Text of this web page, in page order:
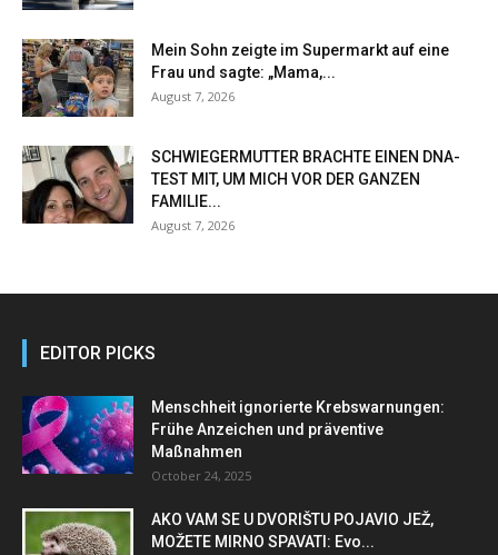
Mein Sohn zeigte im Supermarkt auf eine
Frau und sagte: „Mama,...
August 7, 2026
SCHWIEGERMUTTER BRACHTE EINEN DNA-
TEST MIT, UM MICH VOR DER GANZEN
FAMILIE...
August 7, 2026
EDITOR PICKS
Menschheit ignorierte Krebswarnungen:
Frühe Anzeichen und präventive
Maßnahmen
October 24, 2025
AKO VAM SE U DVORIŠTU POJAVIO JEŽ,
MOŽETE MIRNO SPAVATI: Evo...